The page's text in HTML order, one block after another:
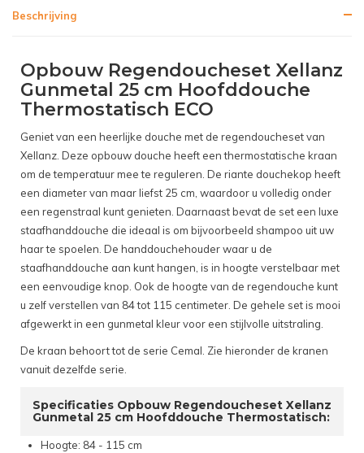
Beschrijving
Opbouw Regendoucheset Xellanz
Gunmetal 25 cm Hoofddouche
Thermostatisch ECO
Geniet van een heerlijke douche met de regendoucheset van
Xellanz. Deze opbouw douche heeft een thermostatische kraan
om de temperatuur mee te reguleren. De riante douchekop heeft
een diameter van maar liefst 25 cm, waardoor u volledig onder
een regenstraal kunt genieten. Daarnaast bevat de set een luxe
staafhanddouche die ideaal is om bijvoorbeeld shampoo uit uw
haar te spoelen. De handdouchehouder waar u de
staafhanddouche aan kunt hangen, is in hoogte verstelbaar met
een eenvoudige knop. Ook de hoogte van de regendouche kunt
u zelf verstellen van 84 tot 115 centimeter. De gehele set is mooi
afgewerkt in een gunmetal kleur voor een stijlvolle uitstraling.
De kraan behoort tot de serie Cemal. Zie hieronder de kranen
vanuit dezelfde serie.
Specificaties Opbouw Regendoucheset Xellanz
Gunmetal 25 cm Hoofddouche Thermostatisch:
Hoogte: 84 - 115 cm